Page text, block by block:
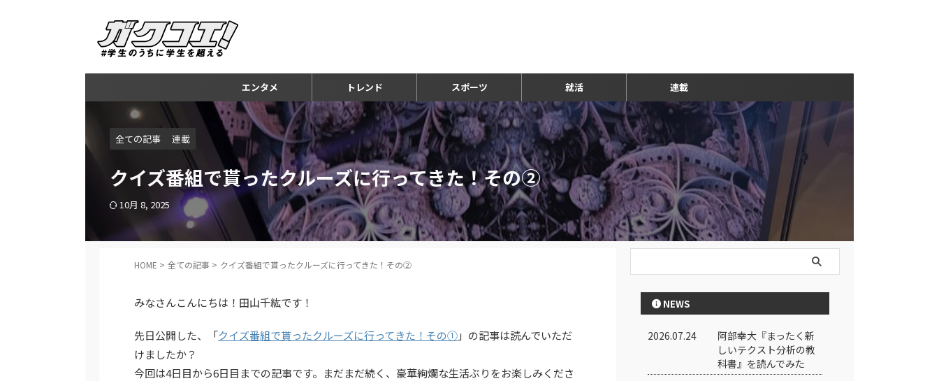
エンタメ トレンド スポーツ 就活 連載
全ての記事 連載
クイズ番組で貰ったクルーズに行ってきた！その②
10月 8, 2025
HOME > 全ての記事 > クイズ番組で貰ったクルーズに行ってきた！その②
みなさんこんにちは！田山千紘です！
先日公開した、「クイズ番組で貰ったクルーズに行ってきた！その①」の記事は読んでいただ
けましたか？
今回は4日目から6日目までの記事です。まだまだ続く、豪華絢爛な生活ぶりをお楽しみくださ
NEWS
2026.07.24
阿部幸大『まったく新
しいテクスト分析の教
科書』を読んでみた